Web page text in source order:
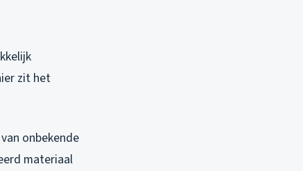
zit het
onbekende
materiaal